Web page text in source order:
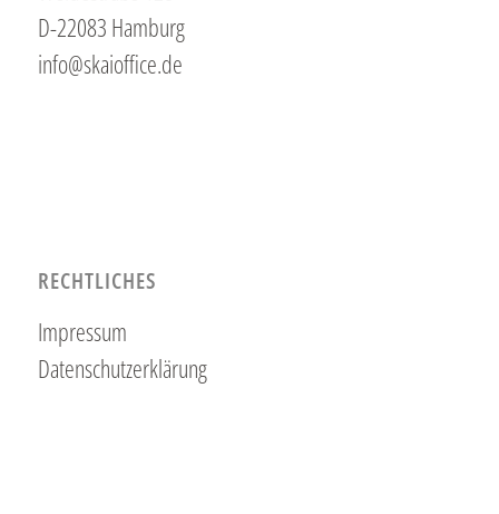
D-22083 Hamburg
info@skaioffice.de
RECHTLICHES
Impressum
Datenschutzerklärung